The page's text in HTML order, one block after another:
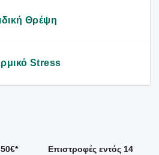
Θρέψη
Stress
Επιστροφές εντός 14